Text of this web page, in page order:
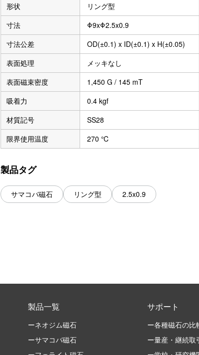
形状
リング型
寸法
Φ9xΦ2.5x0.9
寸法公差
OD(±0.1) x ID(±0.1) x H(±0.05)
表面処理
メッキなし
表面磁束密度
1,450 G / 145 mT
吸着力
0.4 kgf
材質記号
SS28
限界使用温度
270 ℃
製品タグ
サマコバ磁石 リング型 2.5x0.9
製品一覧
ーネオジム磁石
ーサマコバ磁石
サポート
ー各種磁石の比
ー量産・継続取